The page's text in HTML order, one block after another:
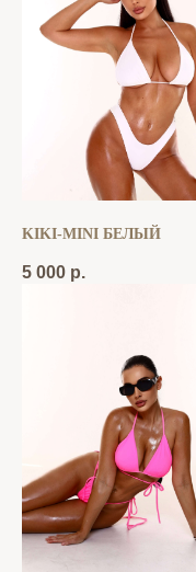
KIKI-MINI БЕЛЫЙ
5 000 р.